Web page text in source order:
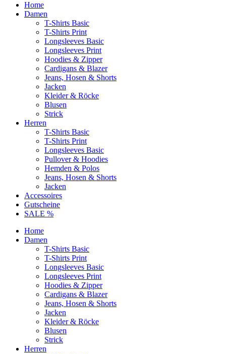
Home
Damen
T-Shirts Basic
T-Shirts Print
Longsleeves Basic
Longsleeves Print
Hoodies & Zipper
Cardigans & Blazer
Jeans, Hosen & Shorts
Jacken
Kleider & Röcke
Blusen
Strick
Herren
T-Shirts Basic
T-Shirts Print
Longsleeves Basic
Pullover & Hoodies
Hemden & Polos
Jeans, Hosen & Shorts
Jacken
Accessoires
Gutscheine
SALE %
Home
Damen
T-Shirts Basic
T-Shirts Print
Longsleeves Basic
Longsleeves Print
Hoodies & Zipper
Cardigans & Blazer
Jeans, Hosen & Shorts
Jacken
Kleider & Röcke
Blusen
Strick
Herren